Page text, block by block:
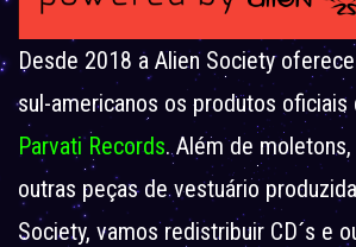
Desde 2018 a Alien Society
sul-americanos os produtos oficiais
Parvati Records. Além de
outras peças de vestuário
Society, vamos redistribuir CD´s e